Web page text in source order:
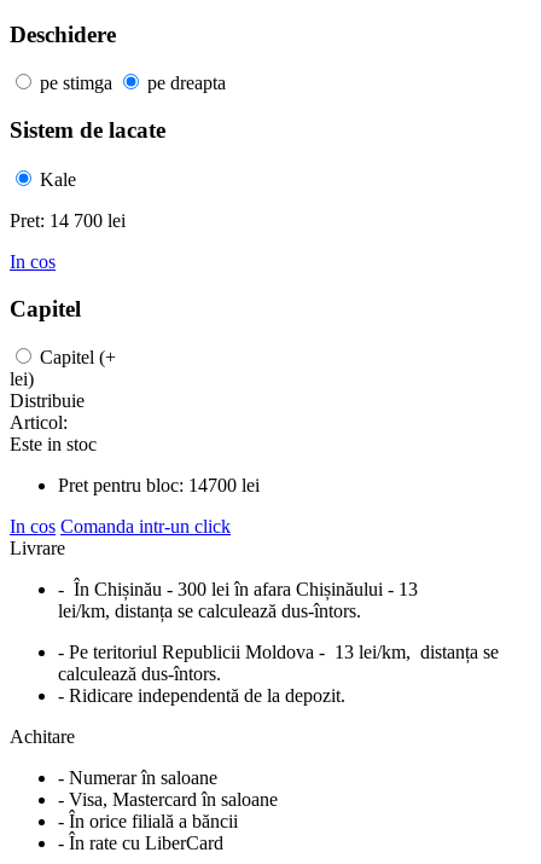
Deschidere
pe stimga pe dreapta
Sistem de lacate
Kale
Pret: 14 700 lei
In cos
Capitel
Capitel (+
lei)
Distribuie
Articol:
Este in stoc
Pret pentru bloc: 14700 lei
In cos Comanda intr-un click
Livrare
- În Chișinău - 300 lei în afara Chișinăului - 13
lei/km, distanța se calculează dus-întors.
- Pe teritoriul Republicii Moldova - 13 lei/km, distanța se
calculează dus-întors.
- Ridicare independentă de la depozit.
Achitare
- Numerar în saloane
- Visa, Mastercard în saloane
- În orice filială a băncii
- În rate cu LiberCard